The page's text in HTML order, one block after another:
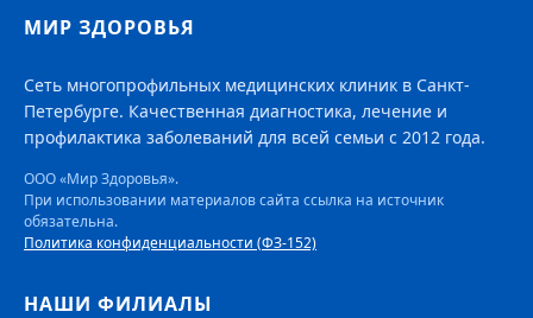
МИР ЗДОРОВЬЯ
Сеть многопрофильных медицинских клиник в Санкт-
Петербурге. Качественная диагностика, лечение и
профилактика заболеваний для всей семьи с 2012 года.
ООО «Мир Здоровья».
При использовании материалов сайта ссылка на источник
обязательна.
Политика конфиденциальности (ФЗ-152)
НАШИ ФИЛИАЛЫ